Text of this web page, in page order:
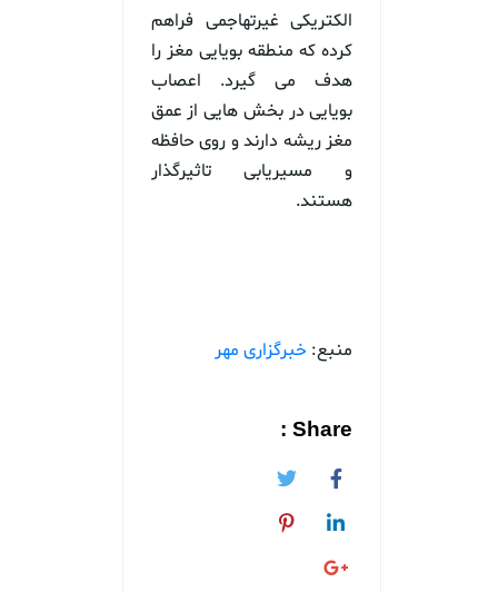
الکتریکی غیرتهاجمی فراهم
کرده که منطقه بویایی مغز را
هدف می گیرد. اعصاب
بویایی در بخش هایی از عمق
مغز ریشه دارند و روی حافظه
و مسیریابی تاثیرگذار
هستند.
منبع: خبرگزاری مهر
Share :